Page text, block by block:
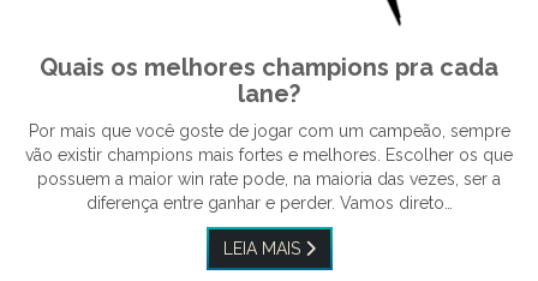
Quais os melhores champions pra cada
lane?
Por mais que você goste de jogar com um campeão, sempre
vão existir champions mais fortes e melhores. Escolher os que
possuem a maior win rate pode, na maioria das vezes, ser a
diferença entre ganhar e perder. Vamos direto…
LEIA MAIS